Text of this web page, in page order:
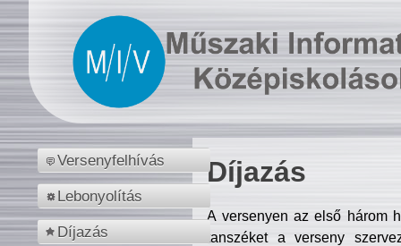
Versenyfelhívás
Lebonyolítás
Díjazás
Díjazás
A versenyen az első három
tanszéket a verseny